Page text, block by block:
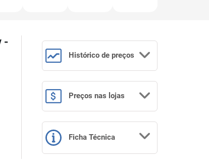
-
Histórico de preços
Preços nas lojas
Ficha Técnica